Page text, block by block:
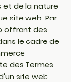
et de la nature
site web. Par
offrant des
le cadre de
des Termes
site web